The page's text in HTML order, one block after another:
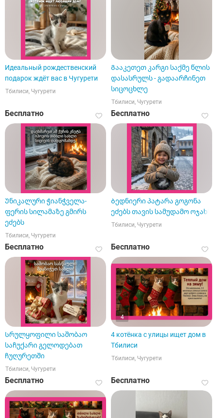
Идеальный рождественский
подарок ждёт вас в Чугурети
Тбилиси, Чугурети
Бесплатно
Გააკეთეთ კარგი საქმე წლის
დასასრულს - გადაარჩინეთ
სიცოცხლე
Тбилиси, Чугурети
Бесплатно
Უნიკალური ჭიანჭველა-
ფერის სილამაზე გმირს
ეძებს
Тбилиси, Чугурети
Бесплатно
Ბედნიერი პატარა გოგონა
ეძებს თავის სამუდამო ოჯახს
Тбилиси, Чугурети
Бесплатно
Სრულყოფილი საშობაო
საჩუქარი გელოდებათ
ჩუღურეთში
Тбилиси, Чугурети
Бесплатно
4
4 котёнка с улицы ищет дом в
Тбилиси
Тбилиси, Чугурети
Бесплатно